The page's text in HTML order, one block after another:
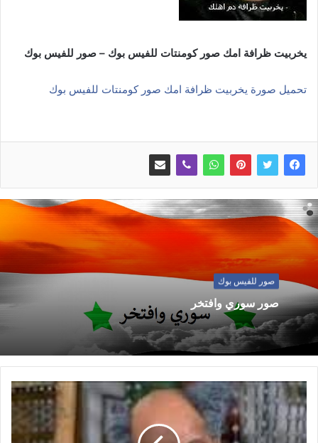
يخربيت ظرافة امك صور كومنتات للفيس بوك – صور للفيس بوك
تحميل صورة يخربيت ظرافة امك صور كومنتات للفيس بوك
صور للفيس بوك
صور سوري وافتخر